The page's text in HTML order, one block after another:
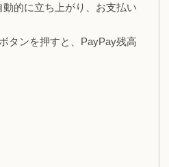
的に立ち上がり、お支払い
タンを押すと、PayPay残高